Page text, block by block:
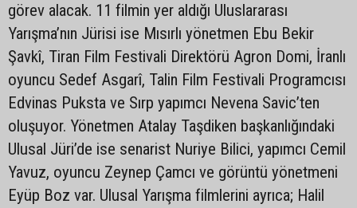
görev alacak. 11 filmin yer aldığı Uluslararası
Yarışma’nın Jürisi ise Mısırlı yönetmen Ebu Bekir
Şavkî, Tiran Film Festivali Direktörü Agron Domi, İranlı
oyuncu Sedef Asgarî, Talin Film Festivali Programcısı
Edvinas Puksta ve Sırp yapımcı Nevena Savic’ten
oluşuyor. Yönetmen Atalay Taşdiken başkanlığındaki
Ulusal Jüri’de ise senarist Nuriye Bilici, yapımcı Cemil
Yavuz, oyuncu Zeynep Çamcı ve görüntü yönetmeni
Eyüp Boz var. Ulusal Yarışma filmlerini ayrıca; Halil